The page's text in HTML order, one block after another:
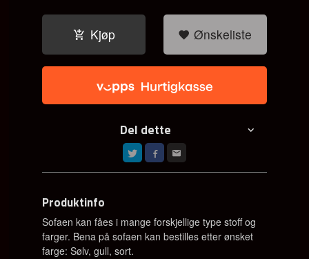
Kjøp Ønskeliste
Del dette
Produktinfo
Sofaen kan fåes i mange forskjellige type stoff og
farger. Bena på sofaen kan bestilles etter ønsket
farge: Sølv, gull, sort.